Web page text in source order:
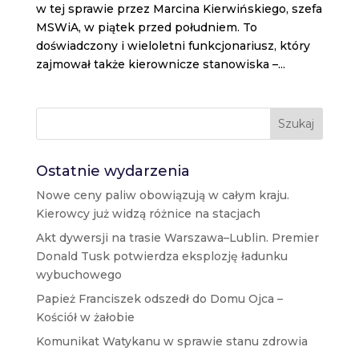
w tej sprawie przez Marcina Kierwińskiego, szefa
MSWiA, w piątek przed południem. To
doświadczony i wieloletni funkcjonariusz, który
zajmował także kierownicze stanowiska –...
Szukaj
Ostatnie wydarzenia
Nowe ceny paliw obowiązują w całym kraju.
Kierowcy już widzą różnice na stacjach
Akt dywersji na trasie Warszawa–Lublin. Premier
Donald Tusk potwierdza eksplozję ładunku
wybuchowego
Papież Franciszek odszedł do Domu Ojca –
Kościół w żałobie
Komunikat Watykanu w sprawie stanu zdrowia